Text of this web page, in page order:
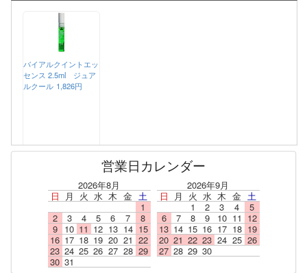
バイアルクイントエッ
センス 2.5ml ジュア
ルクール 1,826円
営業日カレンダー
2026年8月
日
月 火 水 木 金 土
1
2
3 4 5 6 7
8
9
10 11 12 13 14 15
16 17 18 19 20 21 22
23 24 25 26 27 28 29
30 31
2026年9月
日
月 火 水 木 金 土
1
2 3 4
5
6
7 8 9 10 11 12
13 14 15 16 17 18 19
20 21 22 23 24 25 26
27 28 29 30